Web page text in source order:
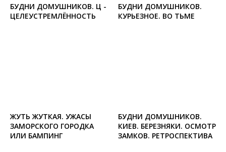
БУДНИ ДОМУШНИКОВ. Ц -
ЦЕЛЕУСТРЕМЛЁННОСТЬ
БУДНИ ДОМУШНИКОВ.
КУРЬЕЗНОЕ. ВО ТЬМЕ
ЖУТЬ ЖУТКАЯ. УЖАСЫ
ЗАМОРСКОГО ГОРОДКА
ИЛИ БАМПИНГ
БУДНИ ДОМУШНИКОВ.
КИЕВ. БЕРЕЗНЯКИ. ОСМОТР
ЗАМКОВ. РЕТРОСПЕКТИВА